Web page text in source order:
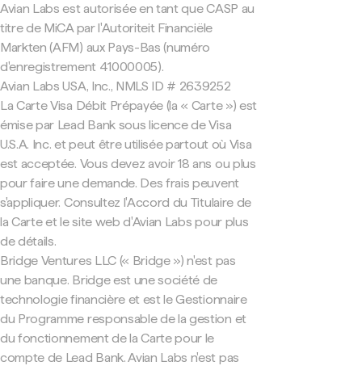
Avian Labs est autorisée en tant que CASP au
titre de MiCA par l'Autoriteit Financiële
Markten (AFM) aux Pays-Bas (numéro
d'enregistrement 41000005).
Avian Labs USA, Inc., NMLS ID # 2639252
La Carte Visa Débit Prépayée (la « Carte ») est
émise par Lead Bank sous licence de Visa
U.S.A. Inc. et peut être utilisée partout où Visa
est acceptée. Vous devez avoir 18 ans ou plus
pour faire une demande. Des frais peuvent
s'appliquer. Consultez l'Accord du Titulaire de
la Carte et le site web d'Avian Labs pour plus
de détails.
Bridge Ventures LLC (« Bridge ») n'est pas
une banque. Bridge est une société de
technologie financière et est le Gestionnaire
du Programme responsable de la gestion et
du fonctionnement de la Carte pour le
compte de Lead Bank. Avian Labs n'est pas